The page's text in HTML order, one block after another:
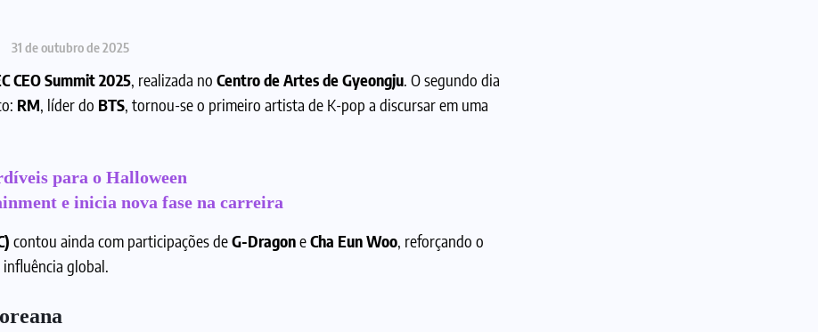
31 de outubro de 2025
CEO Summit 2025, realizada no Centro de Artes de Gyeongju. O segundo dia
RM, líder do BTS, tornou-se o primeiro artista de K-pop a discursar em uma
para o Halloween
e inicia nova fase na carreira
contou ainda com participações deG-DragoneCha Eun Woo, reforçando o
global.